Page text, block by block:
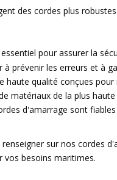
des cordes plus
pour assurer la
prévenir les erreurs et à
haute qualité conçues
matériaux de la plus
d'amarrage sont
sur nos cordes
vos besoins maritimes.